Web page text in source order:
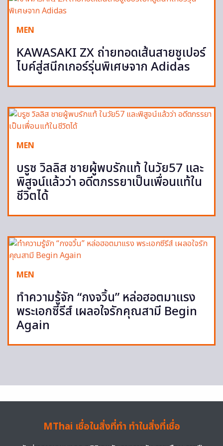
MEN
KAWASAKI ZX ถ่ายทอดเส้นสายซูเปอร์
ไบค์สู่สนีกเกอร์รุ่นพิเศษจาก Adidas
MEN
บรูซ วิลลิส ชายผู้พบรักแท้ ในวัย57 และ
พิสูจน์แล้วว่า อดีตภรรยาเป็นเพื่อนแท้ใน
ชีวิตได้
MEN
ทำความรู้จัก “กงจวิ้น” หล่อฮอตมาแรง
พระเอกซีรีส์ เผลอใจรักคุณสามี Begin
Again
MThai เชื่อในสิ่งที่ทำ ทำในสิ่งที่เชื่อ